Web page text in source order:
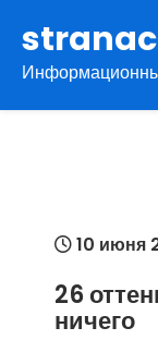
содержимому
10 июня
26
ничего